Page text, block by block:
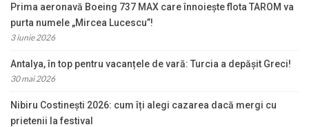
Prima aeronavă Boeing 737 MAX care înnoiește flota TAROM va
purta numele „Mircea Lucescu”!
3 iunie 2026
Antalya, în top pentru vacanțele de vară: Turcia a depășit Greci!
30 mai 2026
Nibiru Costinești 2026: cum îți alegi cazarea dacă mergi cu
prietenii la festival